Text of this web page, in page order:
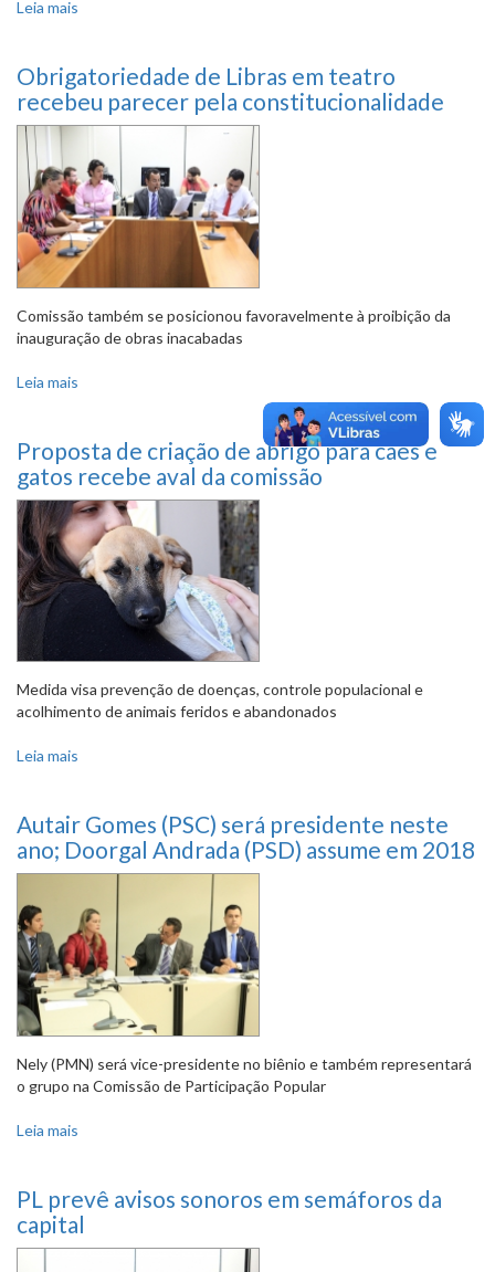
Leia mais
Obrigatoriedade de Libras em teatro
recebeu parecer pela constitucionalidade
Comissão também se posicionou favoravelmente à proibição da
inauguração de obras inacabadas
Leia mais
parecer pela constitucionalidade
Proposta de criação de abrigo para cães e
gatos recebe aval da comissão
Medida visa prevenção de doenças, controle populacional e
acolhimento de animais feridos e abandonados
Leia mais
Autair Gomes (PSC) será presidente neste
ano; Doorgal Andrada (PSD) assume em 2018
Nely (PMN) será vice-presidente no biênio e também representará
o grupo na Comissão de Participação Popular
Leia mais
PL prevê avisos sonoros em semáforos da
capital